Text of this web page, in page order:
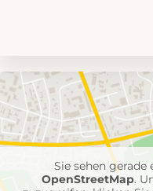
mit
Feuerwehr-
Einheiten
Sie sehen
OpenStreetMap.